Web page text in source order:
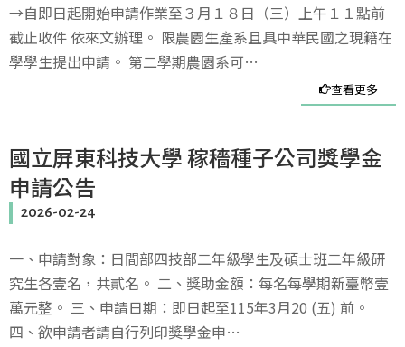
→自即日起開始申請作業至３月１８日（三）上午１１點前
截止收件 依來文辦理。 限農園生產系且具中華民國之現籍在
學學生提出申請。 第二學期農園系可…
查看更多
國立屏東科技大學 稼穡種子公司獎學金
申請公告
2026-02-24
一、申請對象：日間部四技部二年級學生及碩士班二年級研
究生各壹名，共貳名。 二、獎助金額：每名每學期新臺幣壹
萬元整。 三、申請日期：即日起至115年3月20 (五) 前。
四、欲申請者請自行列印獎學金申…